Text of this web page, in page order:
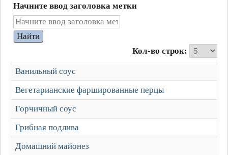
Начните ввод заголовка метки
Найти
Кол-во строк:
Ванильный соус
Вегетарианские фаршированные перцы
Горчичный соус
Грибная подлива
Домашний майонез